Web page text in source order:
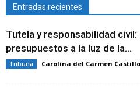
Entradas recientes
Tutela y responsabilidad civil:
presupuestos a la luz de la...
Tribuna Carolina del Carmen